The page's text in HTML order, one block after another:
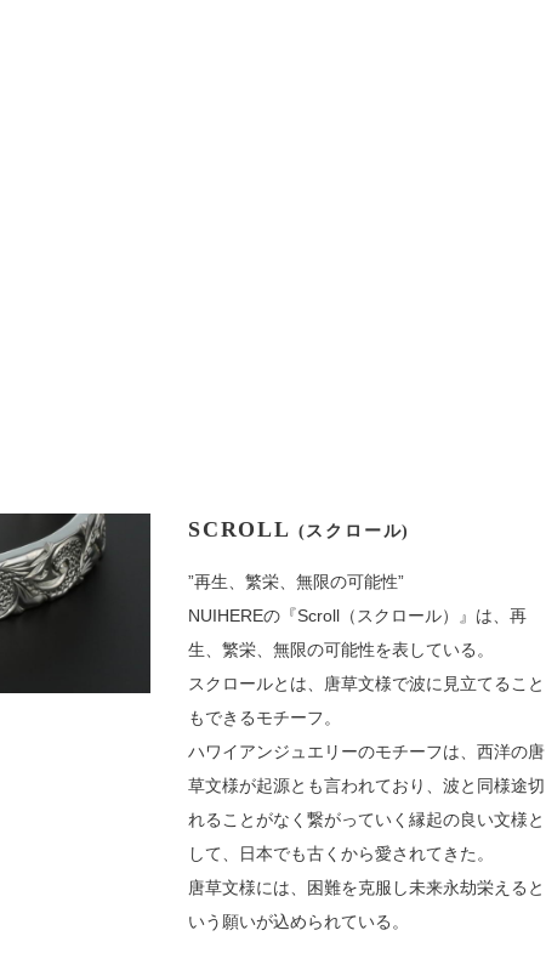
SCROLL (スクロール)
”再生、繁栄、無限の可能性”
NUIHEREの『Scroll（スクロール）』は、再
生、繁栄、無限の可能性を表している。
スクロールとは、唐草文様で波に見立てること
もできるモチーフ。
ハワイアンジュエリーのモチーフは、西洋の唐
草文様が起源とも言われており、波と同様途切
れることがなく繋がっていく縁起の良い文様と
して、日本でも古くから愛されてきた。
唐草文様には、困難を克服し未来永劫栄えると
いう願いが込められている。